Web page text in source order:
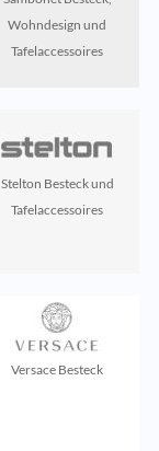
Wohndesign und
Tafelaccessoires
Stelton Besteck und
Tafelaccessoires
Versace Besteck